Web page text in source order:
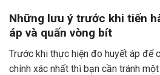
Những lưu ý trước khi tiến
áp và quấn vòng bít
Trước khi thực hiện đo huyết áp để
chính xác nhất thì bạn cần tránh